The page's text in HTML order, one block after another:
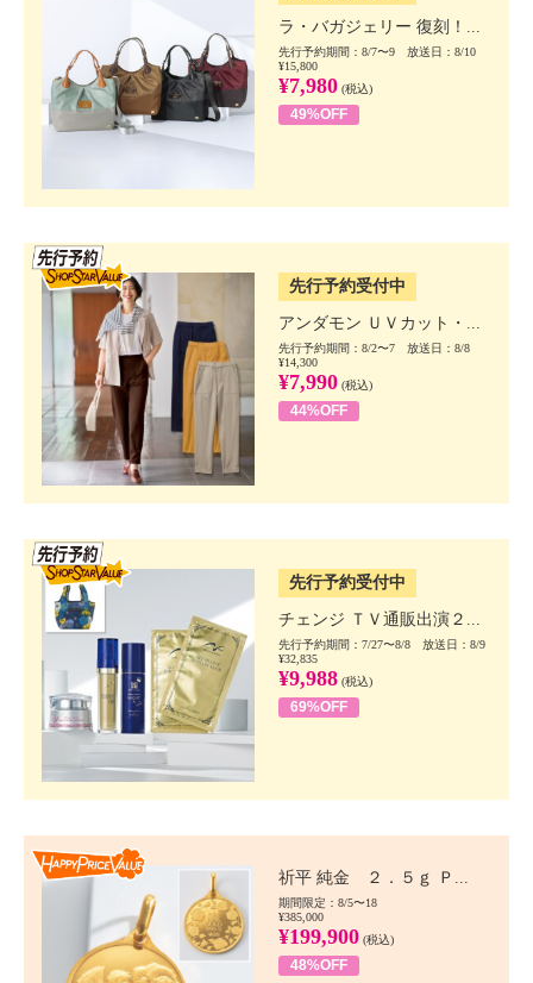
ラ・バガジェリー 復刻！...
先行予約期間：8/7〜9 放送日：8/10
¥15,800
¥7,980 (税込)
49%OFF
先行予約受付中
アンダモン ＵＶカット・...
先行予約期間：8/2〜7 放送日：8/8
¥14,300
¥7,990 (税込)
44%OFF
先行予約受付中
チェンジ ＴＶ通販出演２...
先行予約期間：7/27〜8/8 放送日：8/9
¥32,835
¥9,988 (税込)
69%OFF
祈平 純金 ２．５ｇ Ｐ...
期間限定：8/5〜18
¥385,000
¥199,900 (税込)
48%OFF